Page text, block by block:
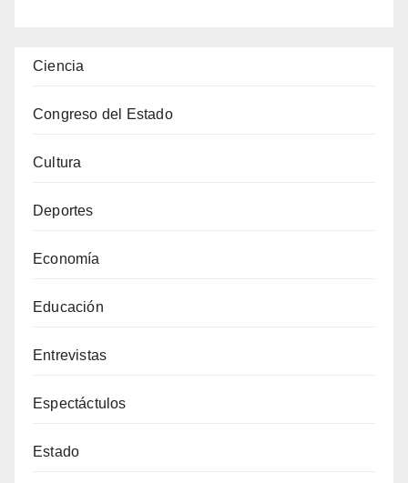
Ciencia
Congreso del Estado
Cultura
Deportes
Economía
Educación
Entrevistas
Espectáctulos
Estado